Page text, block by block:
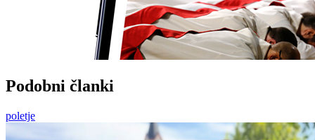
Podobni članki
poletje